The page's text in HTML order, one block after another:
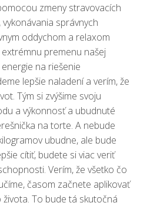
zmeny stravovacích
správnych
oddychom a relaxom
premenu našej
na riešenie
lepšie naladení a verím, že
Tým si zvýšime svoju
a výkonnosť a ubudnuté
na torte. A nebude
ubudne, ale bude
cítiť, budete si viac veriť
Verím, že všetko čo
časom začnete aplikovať
To bude tá skutočná